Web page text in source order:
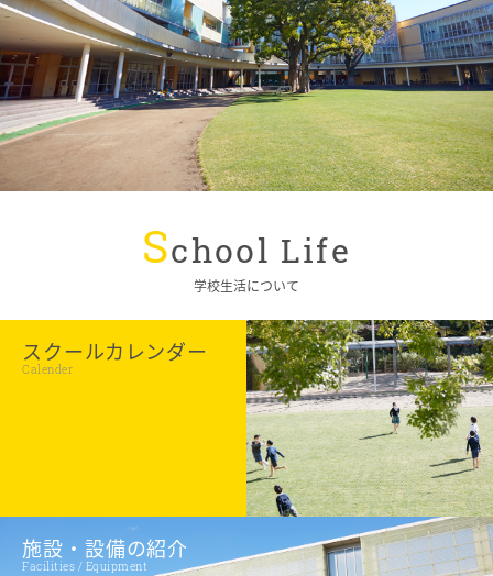
School Life
学校生活について
スクールカレンダー
Calender
施設・設備の紹介
Facilities / Equipment